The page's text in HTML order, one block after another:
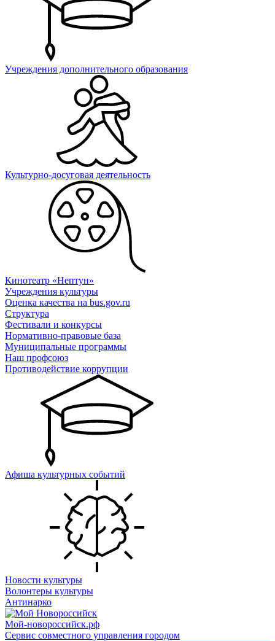
Учреждения дополнительного образования
Культурно-досуговая деятельность
Кинотеатр «Нептун»
Учреждения культуры
Оценка качества на bus.gov.ru
Структура
Фестивали и конкурсы
Нормативно-правовые база
Муниципальные программы
Наш профсоюз
Противодействие коррупции
Афиша культурных событий
Новости культуры
Волонтеры культуры
Антинарко
Мой-новороссийск.рф
Сервис совместного управления городом